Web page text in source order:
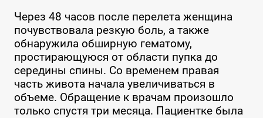
Через 48 часов после перелета женщина
почувствовала резкую боль, а также
обнаружила обширную гематому,
простирающуюся от области пупка до
середины спины. Со временем правая
часть живота начала увеличиваться в
объеме. Обращение к врачам произошло
только спустя три месяца. Пациентке была